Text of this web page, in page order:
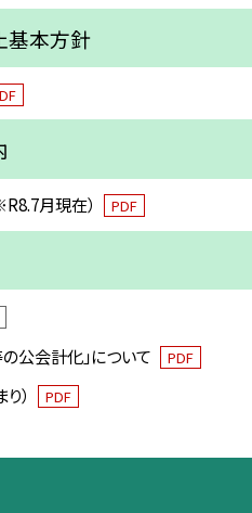
基本方針
月現在） PDF
公会計化」について PDF
） PDF